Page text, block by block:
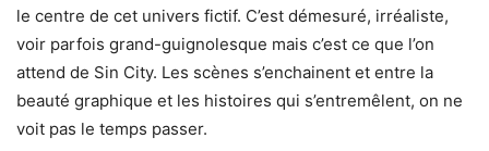
le centre de cet univers fictif. C’est démesuré, irréaliste,
voir parfois grand-guignolesque mais c’est ce que l’on
attend de Sin City. Les scènes s’enchainent et entre la
beauté graphique et les histoires qui s’entremêlent, on ne
voit pas le temps passer.